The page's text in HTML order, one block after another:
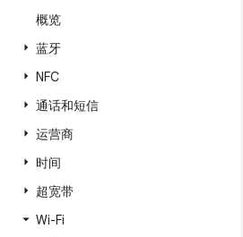
概览
蓝牙
NFC
通话和短信
运营商
时间
超宽带
Wi-Fi